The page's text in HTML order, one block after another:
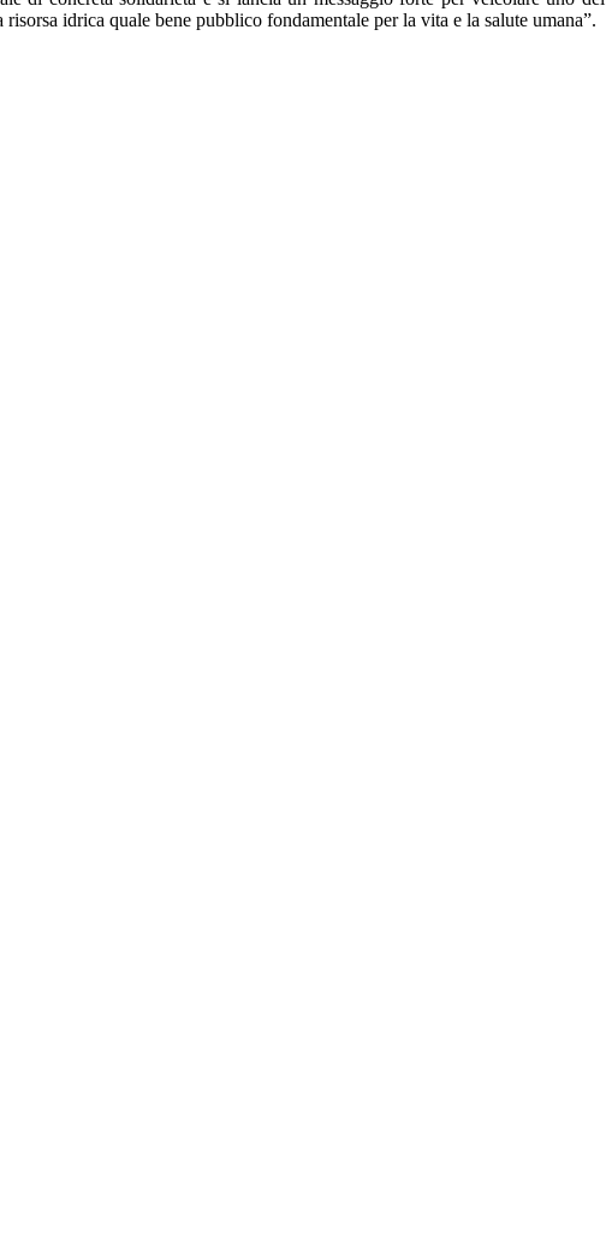
idrica quale bene pubblico fondamentale per la vita e la salute umana”.